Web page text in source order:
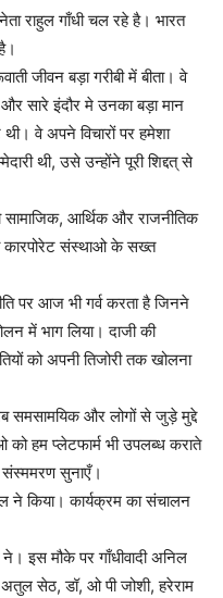
राहुल गाँधी चल रहे है। भारत
जीवन बड़ा गरीबी में बीता। वे
सारे इंदौर मे उनका बड़ा मान
वे अपने विचारों पर हमेशा
थी, उसे उन्होंने पूरी शिद्दत् से
सामाजिक, आर्थिक और राजनीतिक
कारपोरेट संस्थाओ के सख्त
पर आज भी गर्व करता है जिनने
में भाग लिया। दाजी की
को अपनी तिजोरी तक खोलना
समसामयिक और लोगों से जुड़े मुद्दे
हम प्लेटफार्म भी उपलब्ध कराते
सुनाएँ।
ने किया। कार्यक्रम का संचालन
इस मौके पर गाँधीवादी अनिल
अतुल सेठ, डॉ, ओ पी जोशी, हरेराम